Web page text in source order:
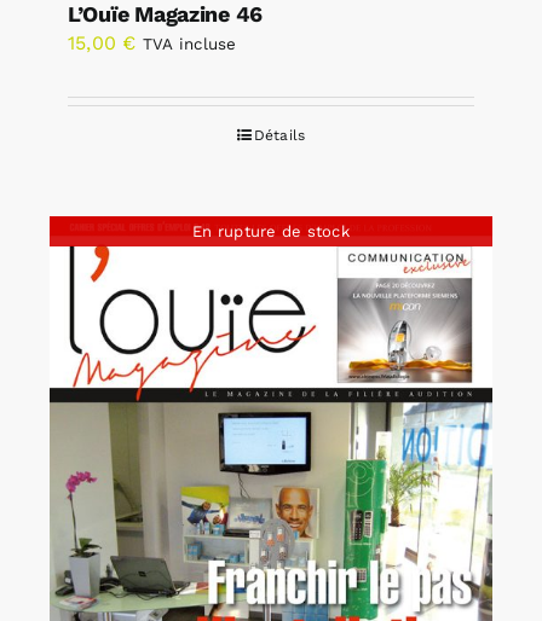
L’Ouïe Magazine 46
15,00 € TVA incluse
Détails
En rupture de stock